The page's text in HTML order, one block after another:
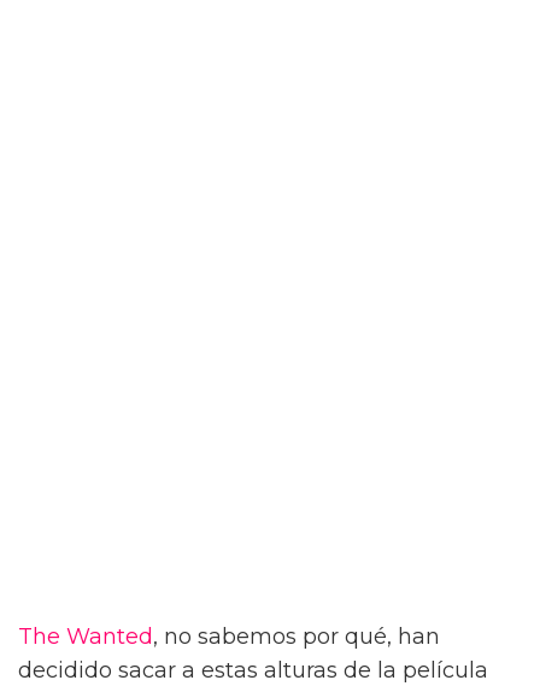
The Wanted, no sabemos por qué, han
decidido sacar a estas alturas de la película